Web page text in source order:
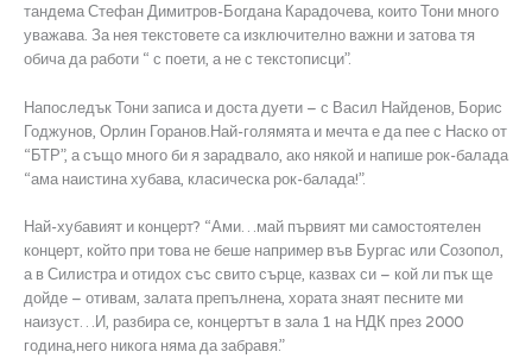
тандема Стефан Димитров-Богдана Карадочева, които Тони много
уважава. За нея текстовете са изключително важни и затова тя
обича да работи “ с поети, а не с текстописци”.
Напоследък Тони записа и доста дуети – с Васил Найденов, Борис
Годжунов, Орлин Горанов.Най-голямята и мечта е да пее с Наско от
“БТР”, а също много би я зарадвало, ако някой и напише рок-балада
“ама наистина хубава, класическа рок-балада!”.
Най-хубавият и концерт? “Ами…май първият ми самостоятелен
концерт, който при това не беше например във Бургас или Созопол,
а в Силистра и отидох със свито сърце, казвах си – кой ли пък ще
дойде – отивам, залата препълнена, хората знаят песните ми
наизуст…И, разбира се, концертът в зала 1 на НДК през 2000
година,него никога няма да забравя.”